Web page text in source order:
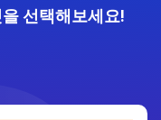
선택해보세요!